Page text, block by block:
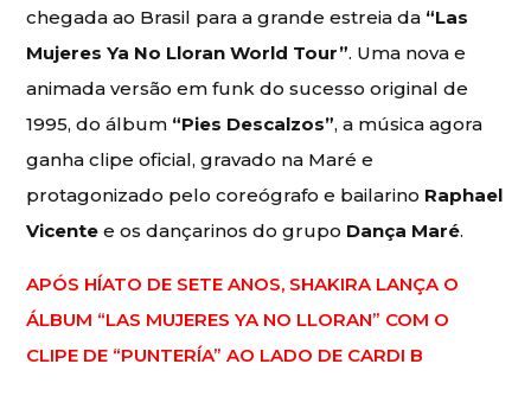
chegada ao Brasil para a grande estreia da “Las
Mujeres Ya No Lloran World Tour”. Uma nova e
animada versão em funk do sucesso original de
1995, do álbum “Pies Descalzos”, a música agora
ganha clipe oficial, gravado na Maré e
protagonizado pelo coreógrafo e bailarino Raphael
Vicente e os dançarinos do grupo Dança Maré.
APÓS HÍATO DE SETE ANOS, SHAKIRA LANÇA O
ÁLBUM “LAS MUJERES YA NO LLORAN” COM O
CLIPE DE “PUNTERÍA” AO LADO DE CARDI B